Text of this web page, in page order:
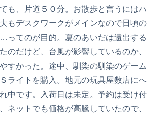
、片道５Ｏ分。お散歩と言うにはハ
もデスクワークがメインなので日頃の
ってのが目的。夏のあいだは遠出する
のだけど、台風が影響しているのか、
すかった。途中、馴染の馴染のゲーム
ライトを購入。地元の玩具屋数店にへ
中です。入荷日は未定。予約は受け付
ネットでも価格が高騰していたので、